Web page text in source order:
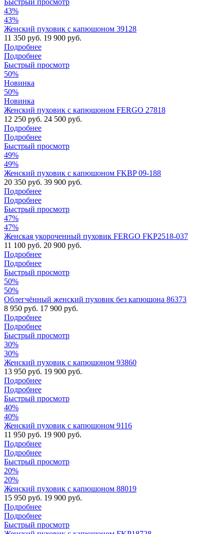
43%
43%
Женский пуховик с капюшоном 39128
11 350 руб. 19 900 руб.
Подробнее
Подробнее
Быстрый просмотр
50%
Новинка
50%
Новинка
Женский пуховик c капюшоном FERGO 27818
12 250 руб. 24 500 руб.
Подробнее
Подробнее
Быстрый просмотр
49%
49%
Женский пуховик с капюшоном FKBP 09-188
20 350 руб. 39 900 руб.
Подробнее
Подробнее
Быстрый просмотр
47%
47%
Женская укороченный пуховик FERGO FKP2518-037
11 100 руб. 20 900 руб.
Подробнее
Подробнее
Быстрый просмотр
50%
50%
Облегчённый женский пуховик без капюшона 86373
8 950 руб. 17 900 руб.
Подробнее
Подробнее
Быстрый просмотр
30%
30%
Женский пуховик с капюшоном 93860
13 950 руб. 19 900 руб.
Подробнее
Подробнее
Быстрый просмотр
40%
40%
Женский пуховик с капюшоном 9116
11 950 руб. 19 900 руб.
Подробнее
Подробнее
Быстрый просмотр
20%
20%
Женский пуховик с капюшоном 88019
15 950 руб. 19 900 руб.
Подробнее
Подробнее
Быстрый просмотр